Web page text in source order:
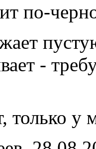
по-
-
только у